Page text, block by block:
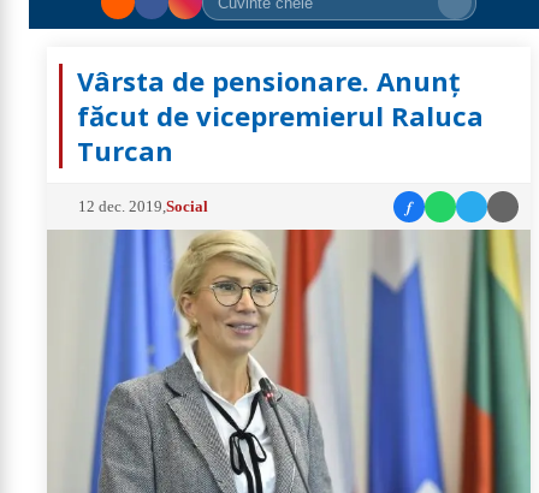
Vârsta de pensionare. Anunț
făcut de vicepremierul Raluca
Turcan
12 dec. 2019 ,Social f